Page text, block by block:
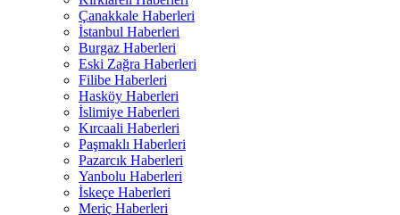
Çanakkale Haberleri
İstanbul Haberleri
Burgaz Haberleri
Eski Zağra Haberleri
Filibe Haberleri
Hasköy Haberleri
İslimiye Haberleri
Kırcaali Haberleri
Paşmaklı Haberleri
Pazarcık Haberleri
Yanbolu Haberleri
İskeçe Haberleri
Meriç Haberleri